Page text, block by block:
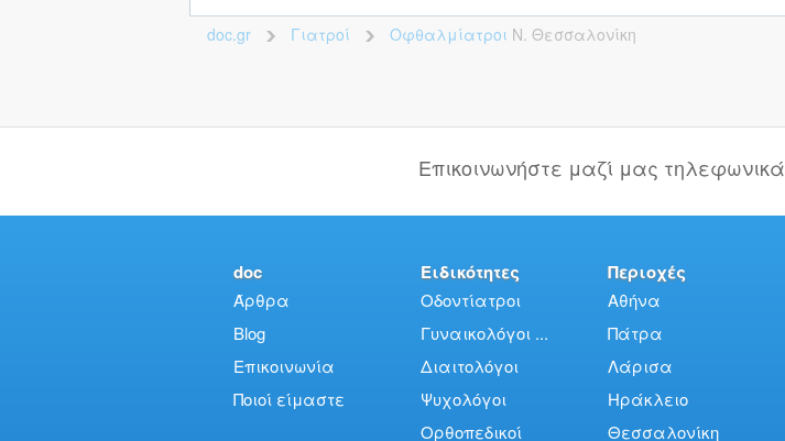
doc.gr >Γιατροί >
Οφθαλμίατροι Ν. Θεσσαλονίκη
Επικοινωνήστε μαζί μας τηλεφωνικά
doc
Άρθρα
Blog
Επικοινωνία
Ποιοί είμαστε
Ειδικότητες
Οδοντίατροι
Γυναικολόγοι ...
Διαιτολόγοι
Ψυχολόγοι
Ορθοπεδικοί
Περιοχές
Αθήνα
Πάτρα
Λάρισα
Ηράκλειο
Θεσσαλονίκη